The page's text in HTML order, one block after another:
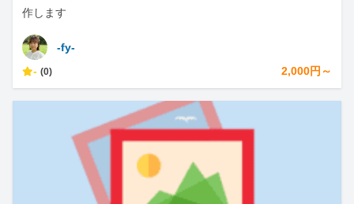
作します
-fy-
- (0) 2,000円～